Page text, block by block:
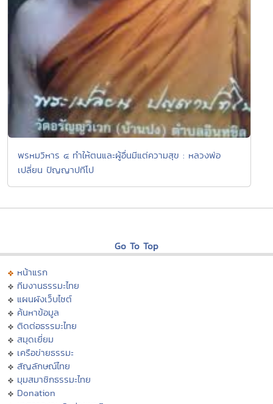
พรหมวิหาร ๔ ทำให้ตนและผู้อื่นมีแต่ความสุข : หลวงพ่อ
เปลี่ยน ปัญญาปทีโป
Go To Top
หน้าแรก
ทีมงานธรรมะไทย
แผนผังเว็บไซต์
ค้นหาข้อมูล
ติดต่อธรรมะไทย
สมุดเยี่ยม
เครือข่ายธรรมะ
สัญลักษณ์ไทย
มุมสมาชิกธรรมะไทย
Donation